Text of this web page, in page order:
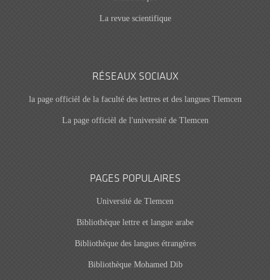
La revue scientifique
RÉSEAUX SOCIAUX
la page officièl de la faculté des lettres et des langues Tlemcen
La page officièl de l'université de Tlemcen
PAGES POPULAIRES
Université de Tlemcen
Bibliothèque lettre et langue arabe
Bibliothèque des langues étrangères
Bibliothèque Mohamed Dib